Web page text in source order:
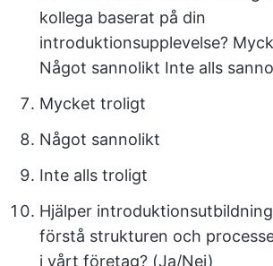
kollega baserat på din
introduktionsupplevelse?
Något sannolikt Inte alls
Mycket troligt
Något sannolikt
Inte alls troligt
Hjälper
förstå strukturen och
i vårt företag? (Ja/Nej)